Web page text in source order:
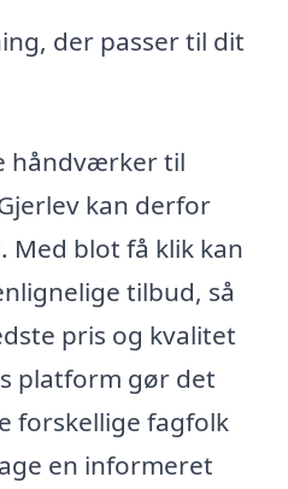
der passer til dit
håndværker til
kan derfor
Med blot få klik kan
tilbud, så
pris og kvalitet
platform gør det
forskellige fagfolk
en informeret